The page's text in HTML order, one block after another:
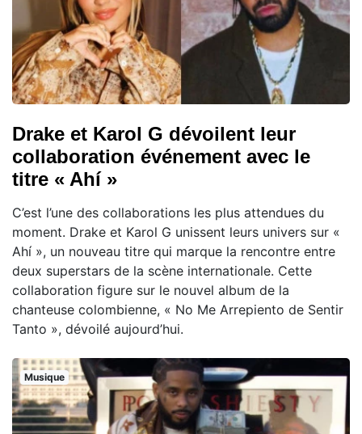
Drake et Karol G dévoilent leur
collaboration événement avec le
titre « Ahí »
C’est l’une des collaborations les plus attendues du
moment. Drake et Karol G unissent leurs univers sur «
Ahí », un nouveau titre qui marque la rencontre entre
deux superstars de la scène internationale. Cette
collaboration figure sur le nouvel album de la
chanteuse colombienne, « No Me Arrepiento de Sentir
Tanto », dévoilé aujourd’hui.
Musique